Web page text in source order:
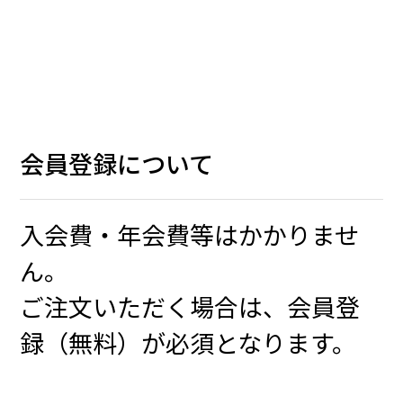
会員登録について
入会費・年会費等はかかりませ
ん。
ご注文いただく場合は、会員登
録（無料）が必須となります。